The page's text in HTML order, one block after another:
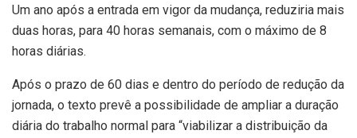
Um ano após a entrada em vigor da mudança, reduziria mais
duas horas, para 40 horas semanais, com o máximo de 8
horas diárias.
Após o prazo de 60 dias e dentro do período de redução da
jornada, o texto prevê a possibilidade de ampliar a duração
diária do trabalho normal para “viabilizar a distribuição da